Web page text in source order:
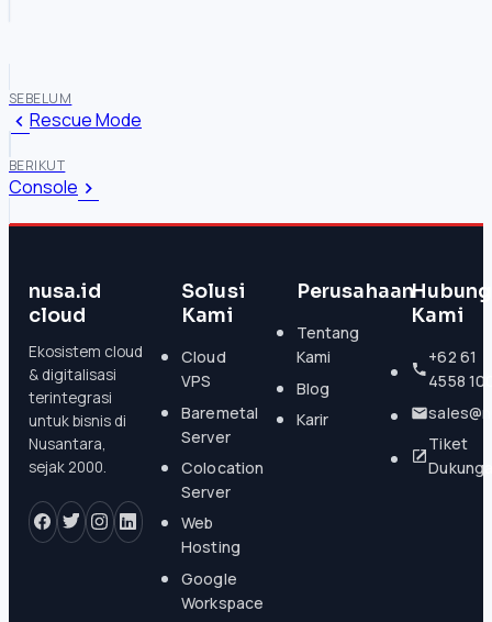
SEBELUM
Rescue Mode
BERIKUT
Console
nusa.id
cloud
Ekosistem cloud
& digitalisasi
terintegrasi
untuk bisnis di
Nusantara,
sejak 2000.
Solusi
Kami
Cloud
VPS
Baremetal
Server
Colocation
Server
Web
Hosting
Google
Workspace
Perusahaan
Tentang
Kami
Blog
Karir
Kami
+62 61
4558
Tiket